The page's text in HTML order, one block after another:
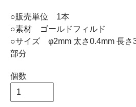
○販売単位 1本
○素材 ゴールドフィルド
○サイズ φ2mm 太さ0.4mm 長さ
部分
個数